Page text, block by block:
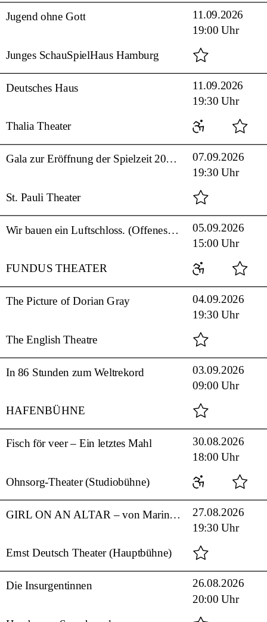
Junges SchauSpielHaus Hamburg
11.09.2026
19:00 Uhr
Jugend ohne Gott
Thalia Theater
11.09.2026
19:30 Uhr
Deutsches Haus
St. Pauli Theater
07.09.2026
19:30 Uhr
Gala zur Eröffnung der Spielzeit 2026/2027
FUNDUS THEATER
05.09.2026
15:00 Uhr
Wir bauen ein Luftschloss. (Offenes Format, ab 5 Jahre)
The English Theatre
04.09.2026
19:30 Uhr
The Picture of Dorian Gray
HAFENBÜHNE
03.09.2026
09:00 Uhr
In 86 Stunden zum Weltrekord
Ohnsorg-Theater (Studiobühne)
30.08.2026
18:00 Uhr
Fisch för veer – Ein letztes Mahl
Ernst Deutsch Theater (Hauptbühne)
27.08.2026
19:30 Uhr
26.08.2026
20:00 Uhr
Die Insurgentinnen